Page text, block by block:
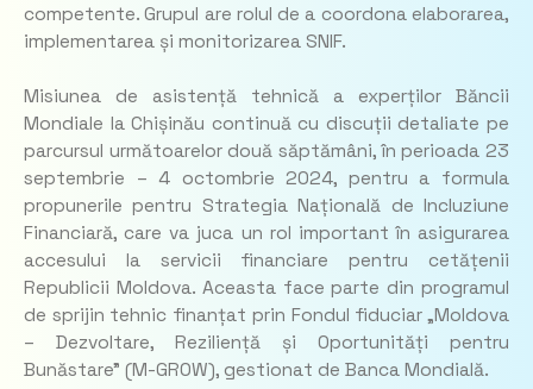
competente. Grupul are rolul de a coordona elaborarea,
implementarea și monitorizarea SNIF.
Misiunea de asistență tehnică a experților Băncii
Mondiale la Chișinău continuă cu discuții detaliate pe
parcursul următoarelor două săptămâni, în perioada 23
septembrie – 4 octombrie 2024, pentru a formula
propunerile pentru Strategia Națională de Incluziune
Financiară, care va juca un rol important în asigurarea
accesului la servicii financiare pentru cetățenii
Republicii Moldova. Aceasta face parte din programul
de sprijin tehnic finanțat prin Fondul fiduciar „Moldova
– Dezvoltare, Reziliență și Oportunități pentru
Bunăstare” (M-GROW), gestionat de Banca Mondială.